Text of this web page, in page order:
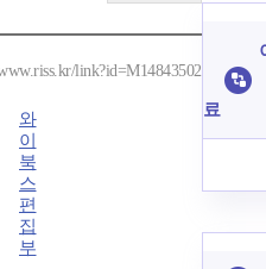
link?id=M14843502
와
이
북
스
편
집
부
료